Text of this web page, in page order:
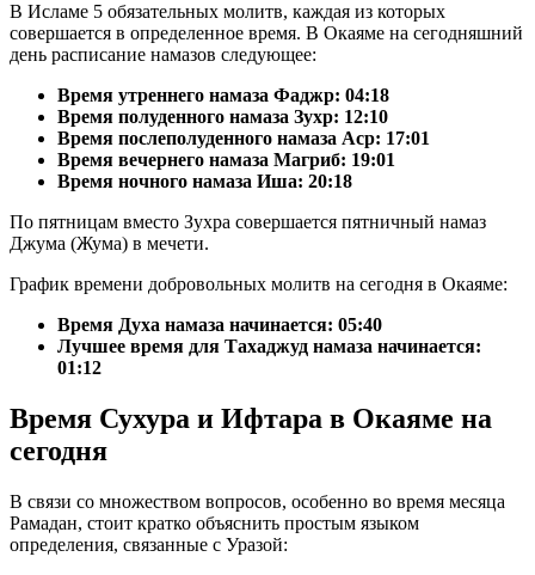
В Исламе 5 обязательных молитв, каждая из которых
совершается в определенное время. В Окаяме на сегодняшний
день расписание намазов следующее:
Время утреннего намаза Фаджр: 04:18
Время полуденного намаза Зухр: 12:10
Время послеполуденного намаза Аср: 17:01
Время вечернего намаза Магриб: 19:01
Время ночного намаза Иша: 20:18
По пятницам вместо Зухра совершается пятничный намаз
Джума (Жума) в мечети.
График времени добровольных молитв на сегодня в Окаяме:
Время Духа намаза начинается: 05:40
Лучшее время для Тахаджуд намаза начинается:
01:12
Время Сухура и Ифтара в Окаяме на
сегодня
В связи со множеством вопросов, особенно во время месяца
Рамадан, стоит кратко объяснить простым языком
определения, связанные с Уразой: